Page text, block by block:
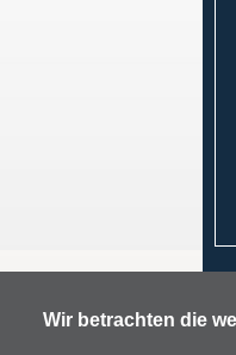
Wir betrachten die